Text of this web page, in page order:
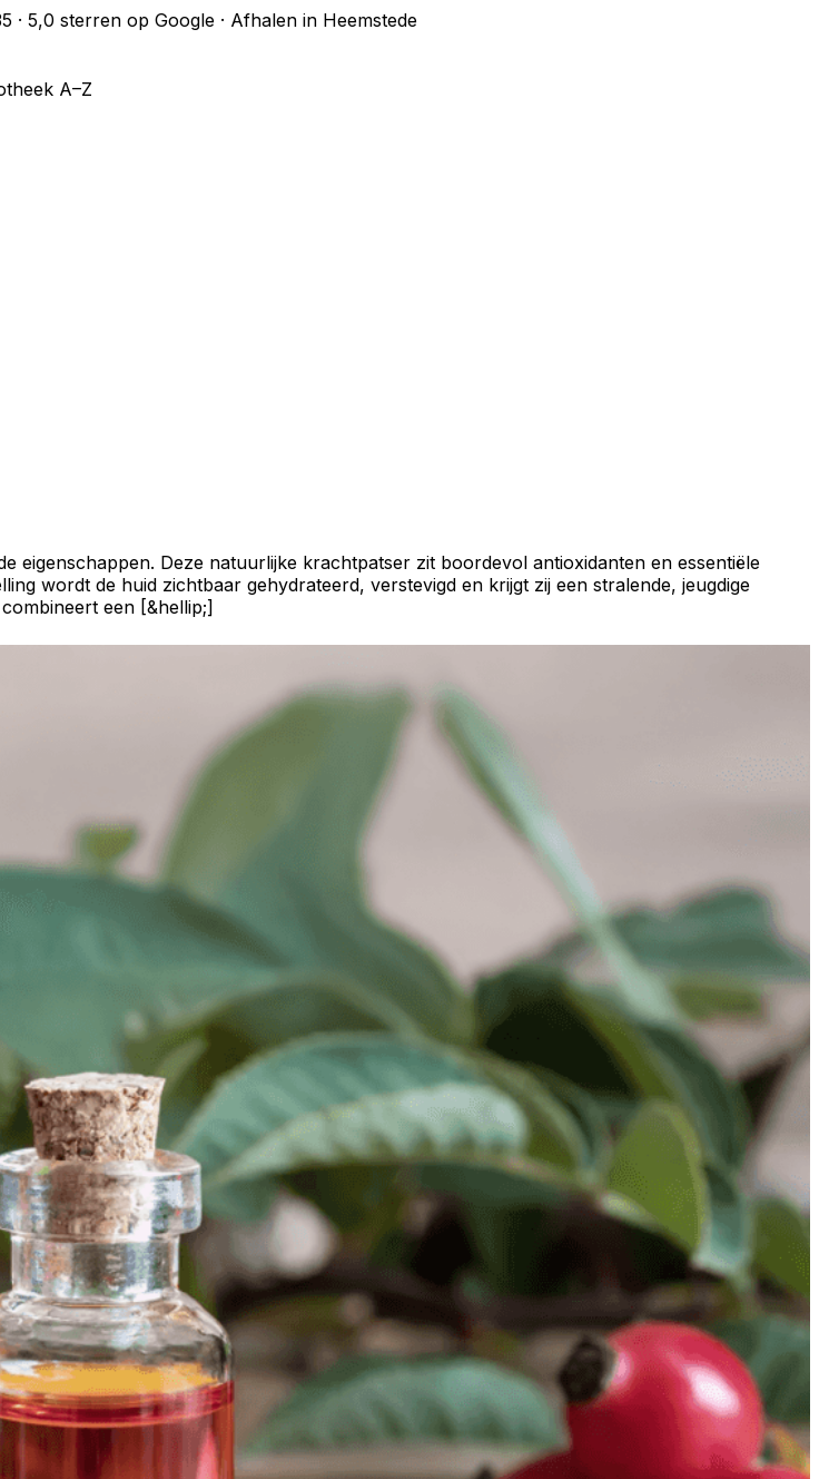
· 5,0 sterren op Google · Afhalen in Heemstede
A–Z
eigenschappen. Deze natuurlijke krachtpatser zit boordevol antioxidanten en essentiële
wordt de huid zichtbaar gehydrateerd, verstevigd en krijgt zij een stralende, jeugdige
een [&hellip;]